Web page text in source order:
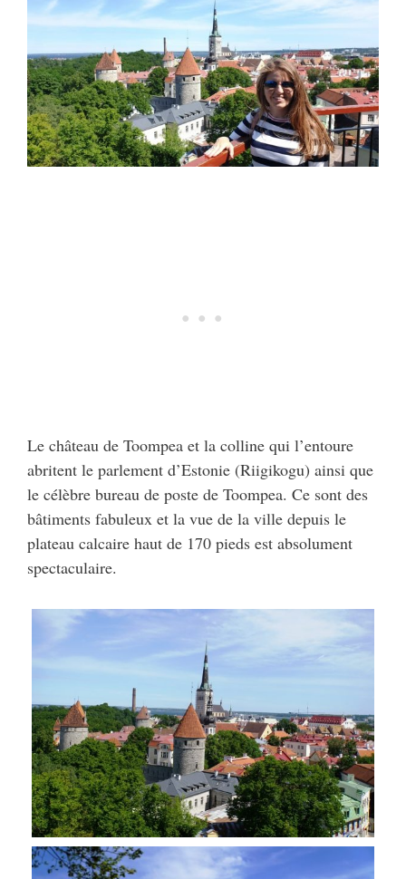
Le château de Toompea et la colline qui l’entoure
abritent le parlement d’Estonie (Riigikogu) ainsi que
le célèbre bureau de poste de Toompea. Ce sont des
bâtiments fabuleux et la vue de la ville depuis le
plateau calcaire haut de 170 pieds est absolument
spectaculaire.